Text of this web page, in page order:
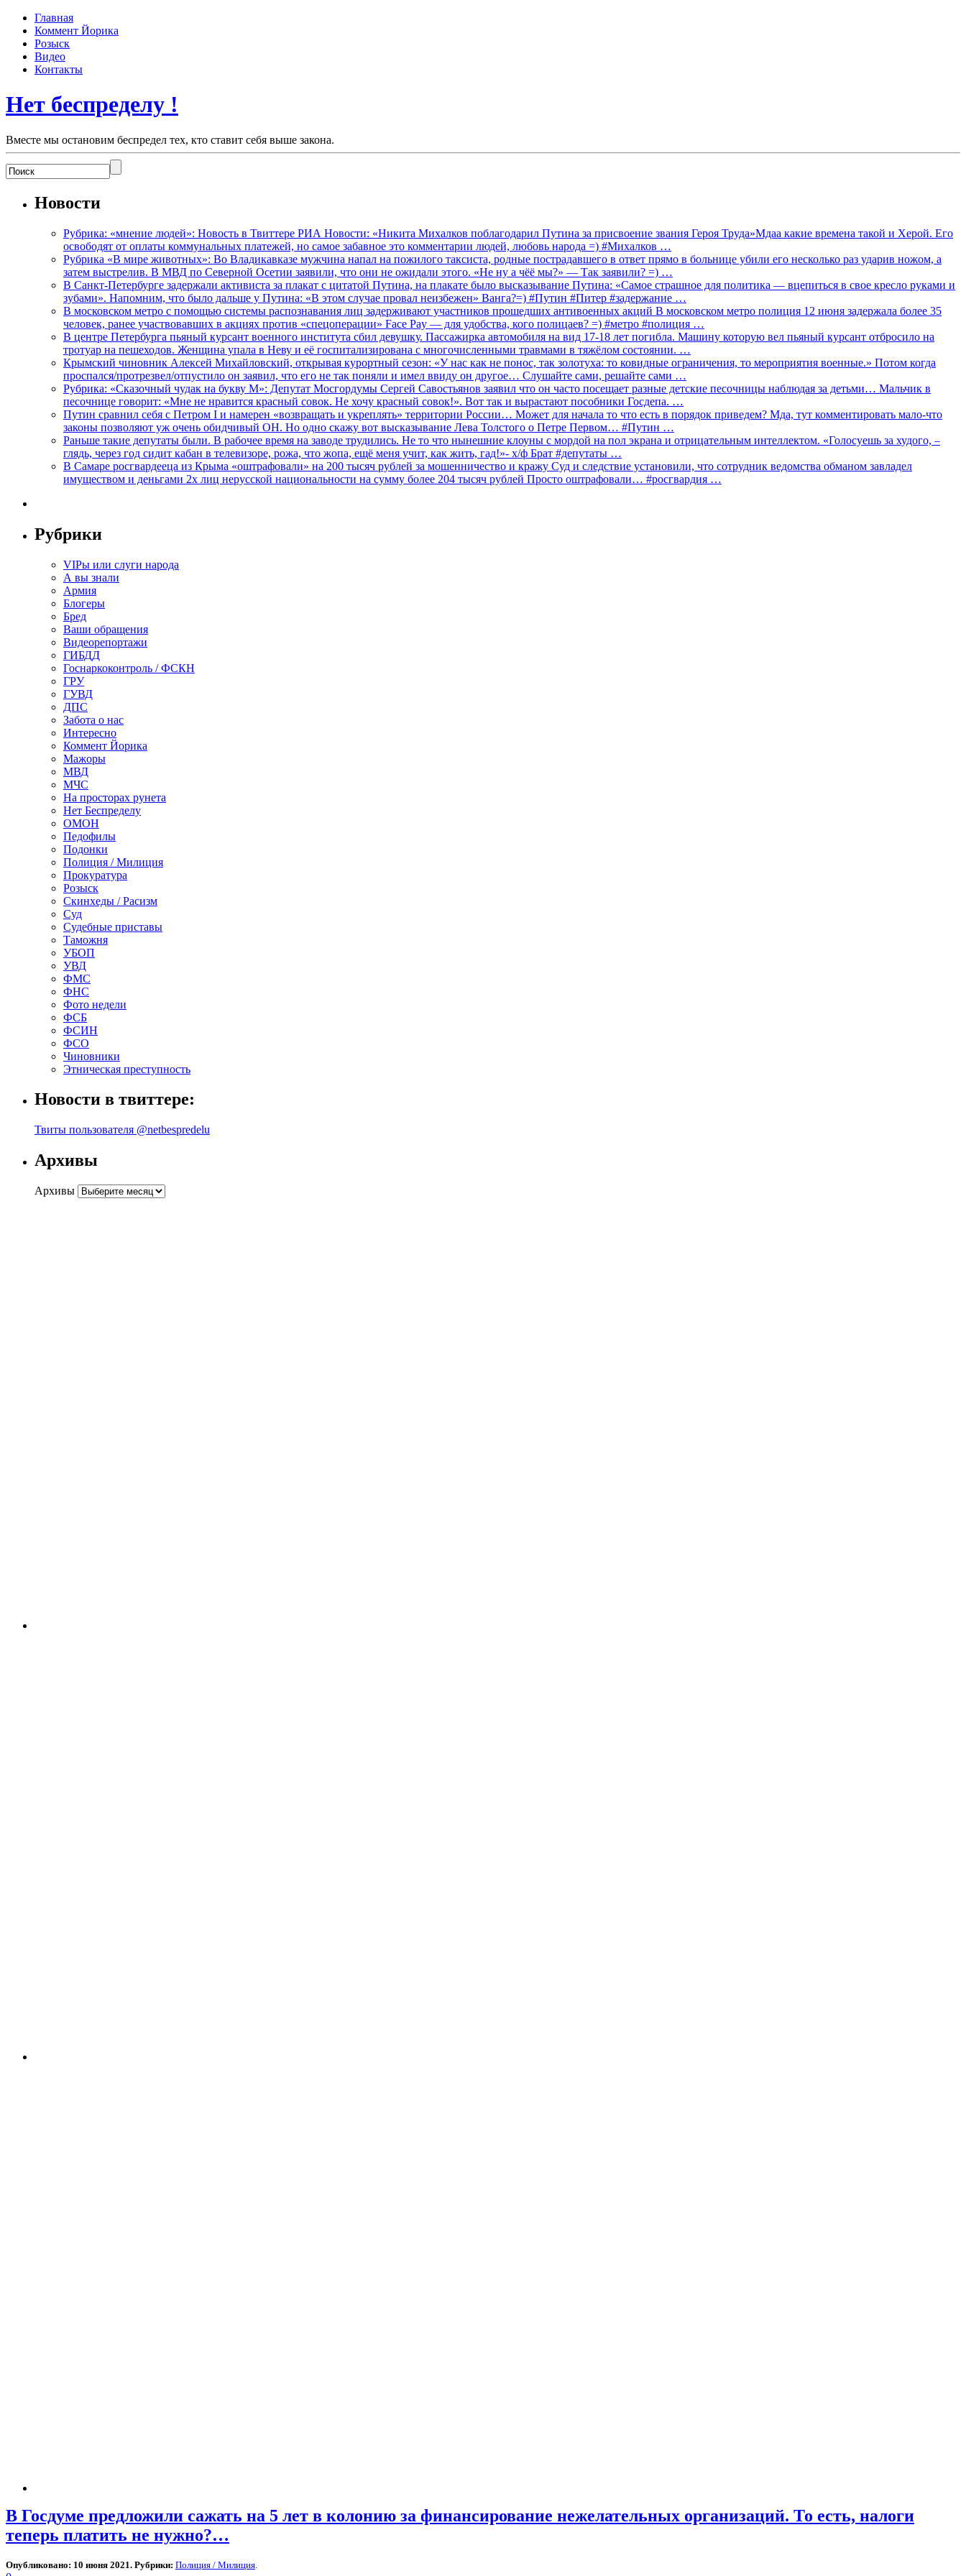
Главная
Коммент Йорика
Розыск
Видео
Контакты
Нет беспределу !
Вместе мы остановим беспредел тех, кто ставит себя выше закона.
Новости
Рубрика: «мнение людей»: Новость в Твиттере РИА Новости: «Никита Михалков поблагодарил Путина за присвоение звания Героя Труда»Мдаа какие времена такой и Херой. Его
освободят от оплаты коммунальных платежей, но самое забавное это комментарии людей, любовь народа =) #Михалков …
Рубрика «В мире животных»: Во Владикавказе мужчина напал на пожилого таксиста, родные пострадавшего в ответ прямо в больнице убили его несколько раз ударив ножом, а
затем выстрелив. В МВД по Северной Осетии заявили, что они не ожидали этого. «Не ну а чёё мы?» — Так заявили? =) …
В Санкт-Петербурге задержали активиста за плакат с цитатой Путина, на плакате было высказывание Путина: «Самое страшное для политика — вцепиться в свое кресло руками и
зубами». Напомним, что было дальше у Путина: «В этом случае провал неизбежен» Ванга?=) #Путин #Питер #задержание …
В московском метро с помощью системы распознавания лиц задерживают участников прошедших антивоенных акций В московском метро полиция 12 июня задержала более 35
человек, ранее участвовавших в акциях против «спецоперации» Face Pay — для удобства, кого полицаев? =) #метро #полиция …
В центре Петербурга пьяный курсант военного института сбил девушку. Пассажирка автомобиля на вид 17-18 лет погибла. Машину которую вел пьяный курсант отбросило на
тротуар на пешеходов. Женщина упала в Неву и её госпитализирована с многочисленными травмами в тяжёлом состоянии. …
Крымский чиновник Алексей Михайловский, открывая курортный сезон: «У нас как не понос, так золотуха: то ковидные ограничения, то мероприятия военные.» Потом когда
проспался/протрезвел/отпустило он заявил, что его не так поняли и имел ввиду он другое… Слушайте сами, решайте сами …
Рубрика: «Сказочный чудак на букву М»: Депутат Мосгордумы Сергей Савостьянов заявил что он часто посещает разные детские песочницы наблюдая за детьми… Мальчик в
песочнице говорит: «Мне не нравится красный совок. Не хочу красный совок!». Вот так и вырастают пособники Госдепа. …
Путин сравнил себя с Петром I и намерен «возвращать и укреплять» территории России… Может для начала то что есть в порядок приведем? Мда, тут комментировать мало-что
законы позволяют уж очень обидчивый ОН. Но одно скажу вот высказывание Лева Толстого о Петре Первом… #Путин …
Раньше такие депутаты были. В рабочее время на заводе трудились. Не то что нынешние клоуны с мордой на пол экрана и отрицательным интеллектом. «Голосуешь за худого, –
глядь, через год сидит кабан в телевизоре, рожа, что жопа, ещё меня учит, как жить, гад!»- х/ф Брат #депутаты …
В Самаре росгвардееца из Крыма «оштрафовали» на 200 тысяч рублей за мошенничество и кражу Суд и следствие установили, что сотрудник ведомства обманом завладел
имуществом и деньгами 2х лиц нерусской национальности на сумму более 204 тысяч рублей Просто оштрафовали… #росгвардия …
Рубрики
VIPы или слуги народа
А вы знали
Армия
Блогеры
Бред
Ваши обращения
Видеорепортажи
ГИБДД
Госнаркоконтроль / ФСКН
ГРУ
ГУВД
ДПС
Забота о нас
Интересно
Коммент Йорика
Мажоры
МВД
МЧС
На просторах рунета
Нет Беспределу
ОМОН
Педофилы
Подонки
Полиция / Милиция
Прокуратура
Розыск
Скинхеды / Расизм
Суд
Судебные приставы
Таможня
УБОП
УВД
ФМС
ФНС
Фото недели
ФСБ
ФСИН
ФСО
Чиновники
Этническая преступность
Новости в твиттере:
Твиты пользователя @netbespredelu
Архивы
Архивы
В Госдуме предложили сажать на 5 лет в колонию за финансирование нежелательных организаций. То есть, налоги
теперь платить не нужно?…
Опубликовано: 10 июня 2021. Рубрики: Полиция / Милиция